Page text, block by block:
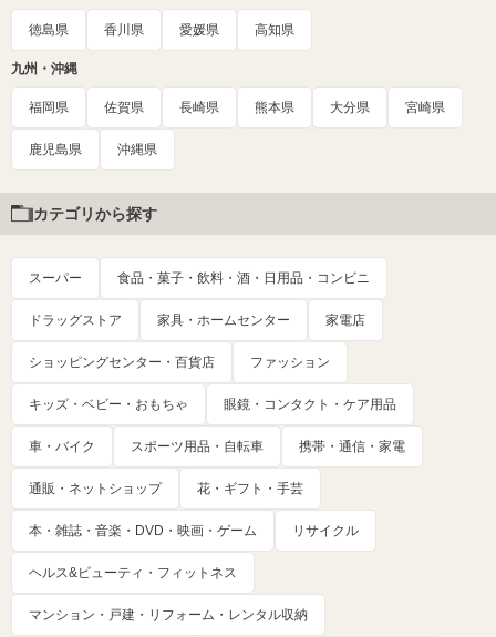
徳島県 香川県 愛媛県 高知県
九州・沖縄
福岡県 佐賀県 長崎県 熊本県 大分県 宮崎県
鹿児島県 沖縄県
カテゴリから探す
スーパー 食品・菓子・飲料・酒・日用品・コンビニ
ドラッグストア 家具・ホームセンター 家電店
ショッピングセンター・百貨店 ファッション
キッズ・ベビー・おもちゃ 眼鏡・コンタクト・ケア用品
車・バイク スポーツ用品・自転車 携帯・通信・家電
通販・ネットショップ 花・ギフト・手芸
本・雑誌・音楽・DVD・映画・ゲーム リサイクル
ヘルス&ビューティ・フィットネス
マンション・戸建・リフォーム・レンタル収納